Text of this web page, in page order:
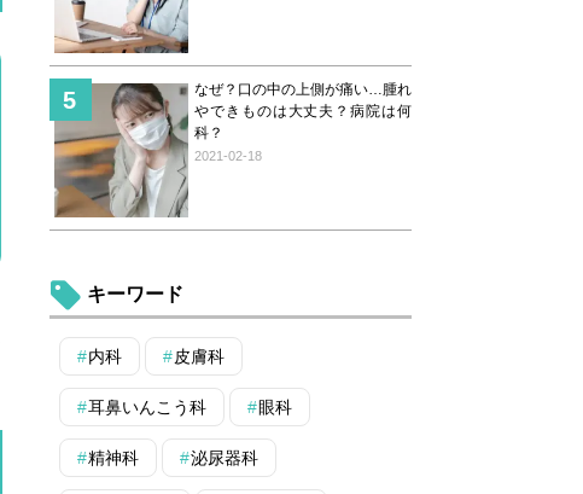
なぜ？口の中の上側が痛い…腫れ
やできものは大丈夫？病院は何
科？
2021-02-18
キーワード
内科 皮膚科
耳鼻いんこう科 眼科
精神科 泌尿器科